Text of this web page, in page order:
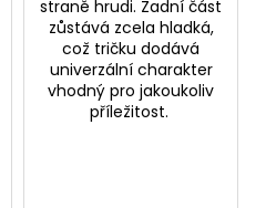
straně hrudi. Zadní část
zůstává zcela hladká,
což tričku dodává
univerzální charakter
vhodný pro jakoukoliv
příležitost.